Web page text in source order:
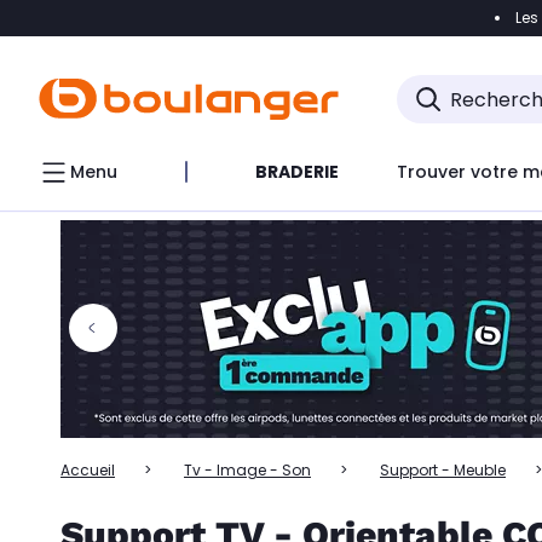
Accéder
Accéder directement au chatbot
Menu BRADERIE Trouver votre
Accueil Tv - Image - Son Support - Meuble